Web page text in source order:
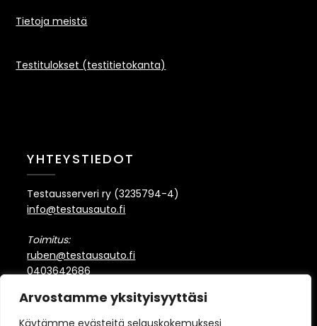
Arvostamme yksityisyyttäsi
Käytämme evästeitä selauskokemuksesi
Tietoja meistä
Testitulokset (testitietokanta)
YHTEYSTIEDOT
Testausserveri ry (3235794-4)
info@testausauto.fi
Toimitus:
ruben@testausauto.fi
0403642686